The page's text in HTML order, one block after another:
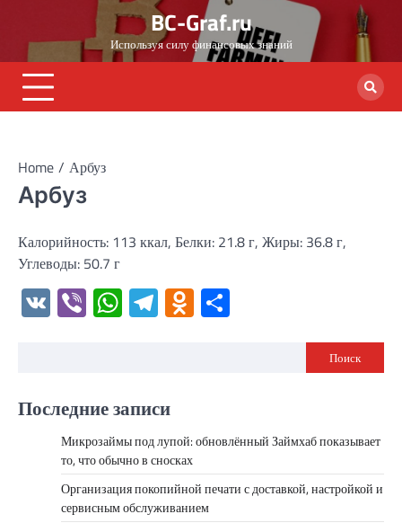
content
BC-Graf.ru
Используя силу финансовых знаний
Home Арбуз
Арбуз
Калорийность: 113 ккал, Белки: 21.8 г, Жиры: 36.8 г,
Углеводы: 50.7 г
VK ViberWhatsApp
Telegram
Odnoklassniki
Поиск
Последние записи
Микрозаймы под лупой: обновлённый Займхаб показывает
то, что обычно в сносках
Организация покопийной печати с доставкой, настройкой и
сервисным обслуживанием